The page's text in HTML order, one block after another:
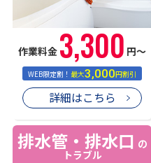
作業料金 3,300 円〜
WEB限定割！最大3,000円割引
詳細はこちら
排水管・排水口 の
トラブル